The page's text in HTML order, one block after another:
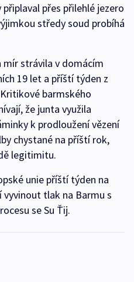
přes přilehlé jezero
středy soud probíhá
mír strávila v domácím
19 let a příští týden z
barmského
že junta využila
k prodloužení vězení
chystané na příští rok,
legitimitu.
unie příští týden na
vyvinout tlak na Barmu s
se Su Ťij.